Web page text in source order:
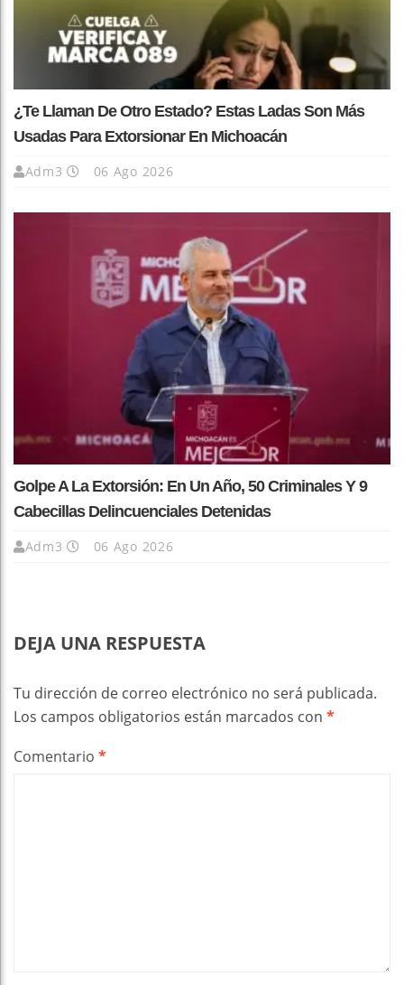
¿Te Llaman De Otro Estado? Estas Ladas Son Más
Usadas Para Extorsionar En Michoacán
Adm3 06 Ago 2026
Golpe A La Extorsión: En Un Año, 50 Criminales Y 9
Cabecillas Delincuenciales Detenidas
Adm3 06 Ago 2026
DEJA UNA RESPUESTA
Tu dirección de correo electrónico no será publicada.
Los campos obligatorios están marcados con *
Comentario *